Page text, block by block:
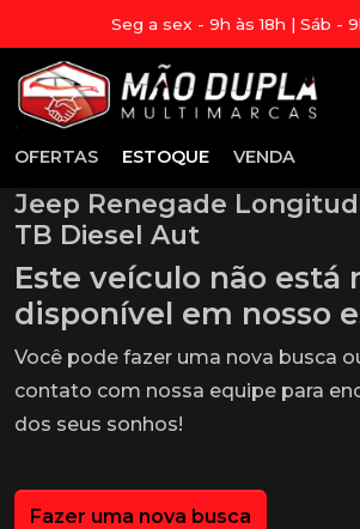
Seg a sex - 9h às 18h | Sáb -
OFERTAS ESTOQUE VENDA
Jeep Renegade
TB Diesel Aut
Este veículo não está
disponível em nosso
Você pode fazer uma nova busca
contato com nossa equipe para
dos seus sonhos!
Fazer uma nova busca